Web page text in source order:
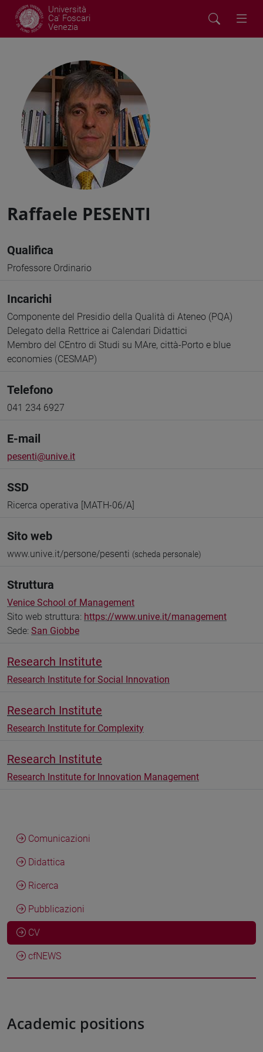
Università
Ca' Foscari
Venezia
Raffaele PESENTI
Qualifica
Professore Ordinario
Incarichi
Componente del Presidio della Qualità di Ateneo (PQA)
Delegato della Rettrice ai Calendari Didattici
Membro del CEntro di Studi su MAre, città-Porto e blue
economies (CESMAP)
Telefono
041 234 6927
E-mail
pesenti@unive.it
SSD
Ricerca operativa [MATH-06/A]
Sito web
www.unive.it/persone/pesenti (scheda personale)
Struttura
Venice School of Management
Sito web struttura: https://www.unive.it/management
Sede: San Giobbe
Research Institute
Research Institute for Social Innovation
Research Institute
Research Institute for Complexity
Research Institute
Research Institute for Innovation Management
Comunicazioni
Didattica
Ricerca
Pubblicazioni
CV
cfNEWS
Academic positions